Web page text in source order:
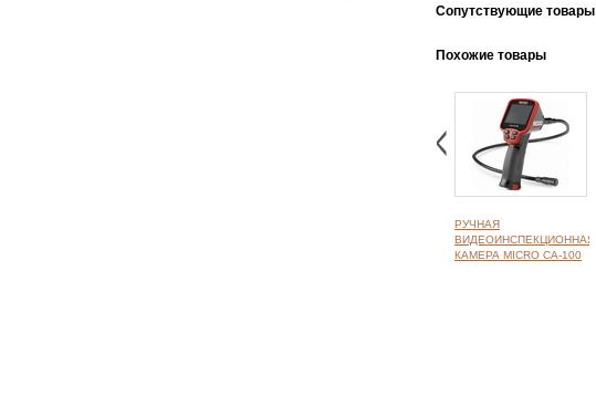
Cопутствующие товары
Похожие товары
РУЧНАЯ
ВИДЕОИНСПЕКЦИОННАЯ
КАМЕРА MICRO CA-100